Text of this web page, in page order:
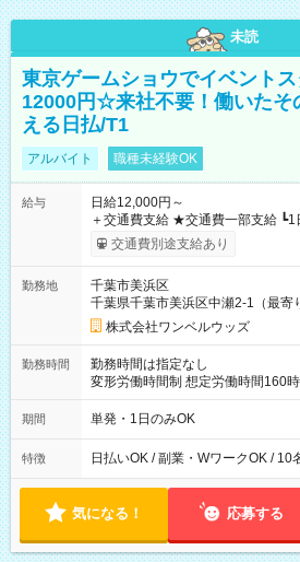
未読
東京ゲームショウでイベント
12000円☆来社不要！働いたそ
える日払/T1
アルバイト 職種未経験OK
給与
日給12,000円～
＋交通費支給 ★交通費一部支給 ┗1日500円を超えた分は全額支
給！ ※往復500円以内の方は自己負担となり
（規定あり） ┗働いたその日に現
なし
交通費別途支給あり
勤務地
千葉市美浜区
千葉県千葉市美浜区中瀬2-1（最寄
株式会社ワンベルウッズ
勤務時間
勤務時間は指定なし
変形労働時間制 想定労働時間160時間/月 ★シフト例
19：00
期間 単発・1日のみOK
特徴 日払いOK / 副業・WワークOK / 10
気になる！ 応募する